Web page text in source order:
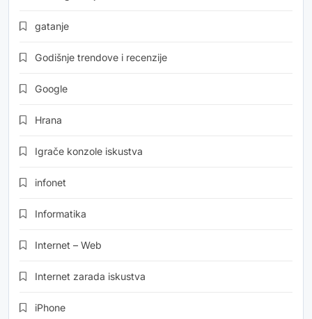
gatanje
Godišnje trendove i recenzije
Google
Hrana
Igrače konzole iskustva
infonet
Informatika
Internet – Web
Internet zarada iskustva
iPhone